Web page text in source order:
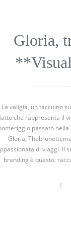
Gloria,
La valigia, un taccuino
che rappresenta il
passato
Gloria,
di viaggi. Il
branding è questo: